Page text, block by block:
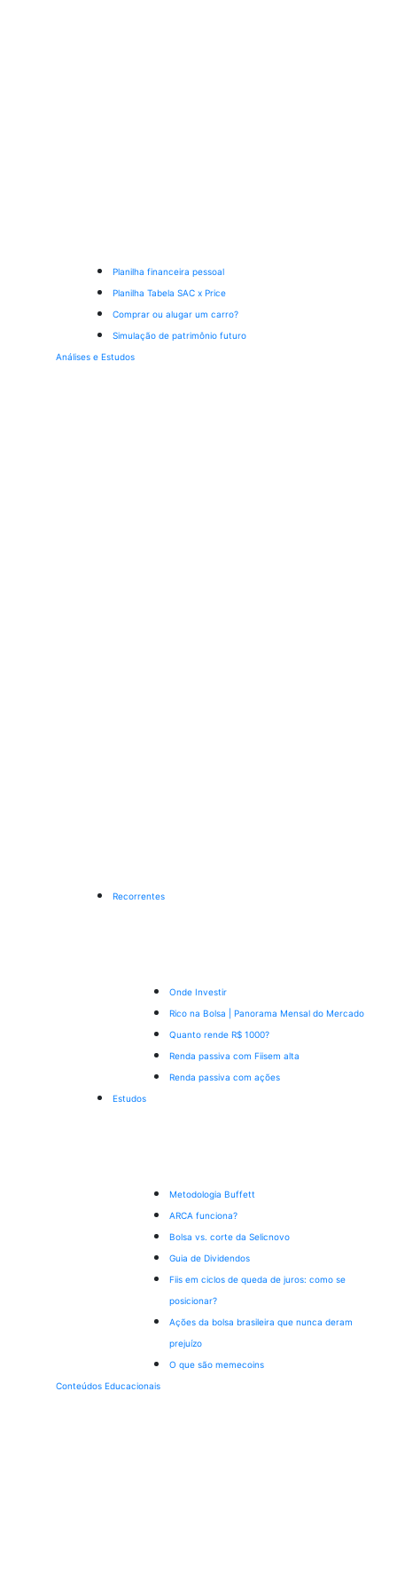
Planilha financeira pessoal
Planilha Tabela SAC x Price
Comprar ou alugar um carro?
Simulação de patrimônio futuro
Análises e Estudos
Recorrentes
Onde Investir
Rico na Bolsa | Panorama Mensal do Mercado
Quanto rende R$ 1000?
Renda passiva com Fiisem alta
Renda passiva com ações
Estudos
Metodologia Buffett
ARCA funciona?
Bolsa vs. corte da Selicnovo
Guia de Dividendos
Fiis em ciclos de queda de juros: como se
posicionar?
Ações da bolsa brasileira que nunca deram
prejuízo
O que são memecoins
Conteúdos Educacionais